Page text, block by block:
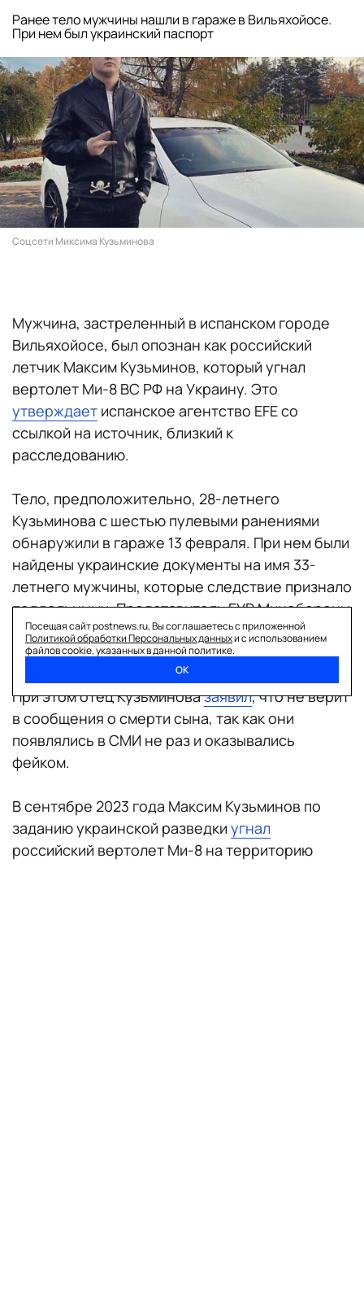
Ранее тело мужчины нашли в гараже в Вильяхойосе.
При нем был украинский паспорт
Соцсети Миксима Кузьминова
Мужчина, застреленный в испанском городе
Вильяхойосе, был опознан как российский
летчик Максим Кузьминов, который угнал
вертолет Ми-8 ВС РФ на Украину. Это
утверждает испанское агентство EFE со
ссылкой на источник, близкий к
расследованию.
Тело, предположительно, 28-летнего
Кузьминова с шестью пулевыми ранениями
обнаружили в гараже 13 февраля. При нем были
найдены украинские документы на имя 33-
летнего мужчины, которые следствие признало
поддельными. Представитель ГУР Минобороны
Украины Андрей Юсов позднее подтвердил
смерть россиянина.
При этом отец Кузьминовазаявил, что не верит
в сообщения о смерти сына, так как они
появлялись в СМИ не раз и оказывались
фейком.
В сентябре 2023 года Максим Кузьминов по
заданию украинской разведки угнал
российский вертолет Ми-8 на территорию
Посещая сайт postnews.ru, Вы соглашаетесь с приложенной
Политикой обработки Персональных данныхи с использованием
файлов cookie, указанных в данной политике.
ОК